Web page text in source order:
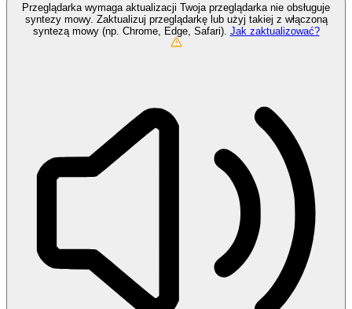
Przeglądarka wymaga aktualizacji Twoja przeglądarka nie obsługuje
syntezy mowy. Zaktualizuj przeglądarkę lub użyj takiej z włączoną
syntezą mowy (np. Chrome, Edge, Safari). Jak zaktualizować?